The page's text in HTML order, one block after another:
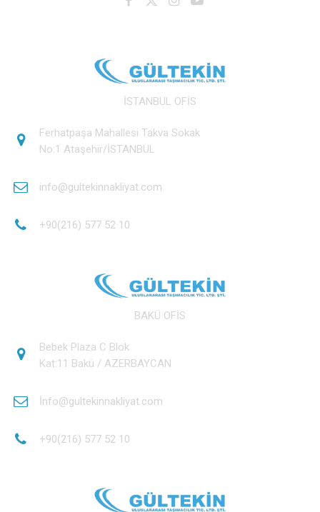
İSTANBUL OFİS
Ferhatpaşa Mahallesi Takva Sokak
No:1 Ataşehir/İSTANBUL
info@gultekinnakliyat.com
+90(216) 577 52 10
BAKÜ OFİS
Bebek Plaza C Blok
Kat:11 Bakü / AZERBAYCAN
İnfo@gultekinnakliyat.com
+90(216) 577 52 10